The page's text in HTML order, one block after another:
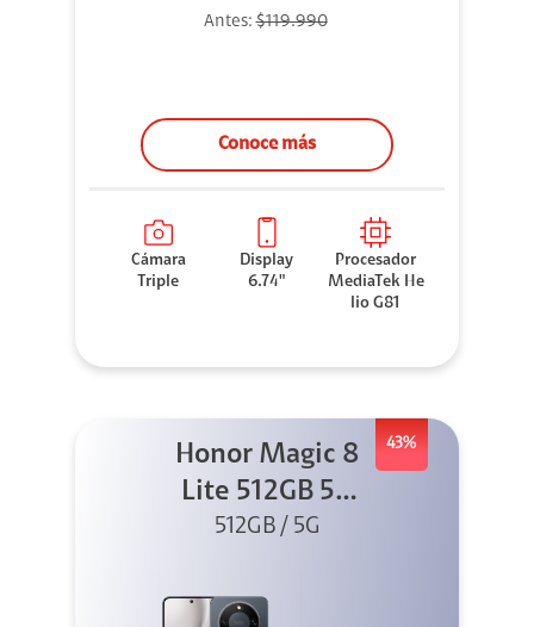
Antes:$119.990
Conoce más
Cámara
Triple
Display
6.74"
Procesador
MediaTek He
lio G81
43%
Honor Magic 8
Lite 512GB 5G
Negro + X8I
512GB / 5G